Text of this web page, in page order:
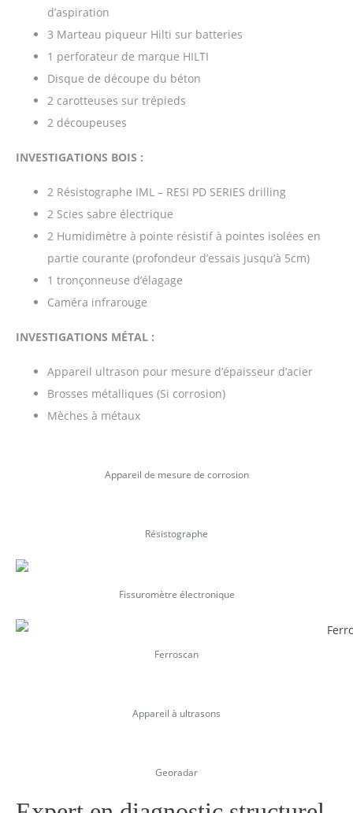
d’aspiration
3 Marteau piqueur Hilti sur batteries
1 perforateur de marque HILTI
Disque de découpe du béton
2 carotteuses sur trépieds
2 découpeuses
INVESTIGATIONS BOIS :
2 Résistographe IML – RESI PD SERIES drilling
2 Scies sabre électrique
2 Humidimètre à pointe résistif à pointes isolées en
partie courante (profondeur d’essais jusqu’à 5cm)
1 tronçonneuse d’élagage
Caméra infrarouge
INVESTIGATIONS MÉTAL :
Appareil ultrason pour mesure d’épaisseur d’acier
Brosses métalliques (Si corrosion)
Mèches à métaux
Appareil de mesure de corrosion
Résistographe
Fissuromètre électronique
Ferroscan
Appareil à ultrasons
Georadar